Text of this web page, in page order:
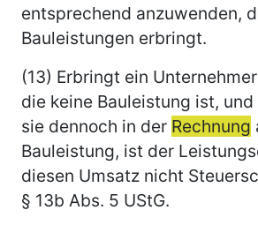
entsprechend anzuwenden,
Bauleistungen erbringt.
(13) Erbringt ein
die keine Bauleistung ist,
sie dennoch in der Rechnung
Bauleistung, ist der
diesen Umsatz nicht
§ 13b Abs. 5 UStG.